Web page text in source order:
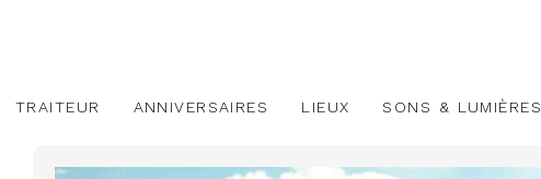
TRAITEUR ANNIVERSAIRES LIEUX SONS & LUMIÈRES